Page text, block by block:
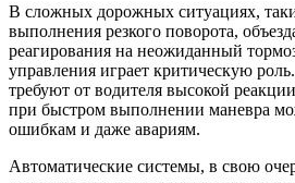
В сложных дорожных ситуациях,
выполнения резкого поворота,
реагирования на неожиданный
управления играет критическую
требуют от водителя высокой
при быстром выполнении маневра
ошибкам и даже авариям.
Автоматические системы, в свою